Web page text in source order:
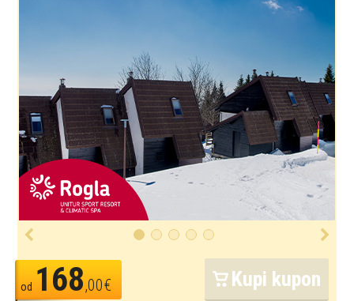
od 168,00€ Kupi kupon